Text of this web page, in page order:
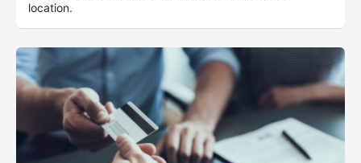
location.